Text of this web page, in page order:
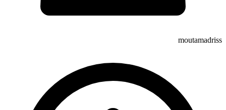
moutamadriss